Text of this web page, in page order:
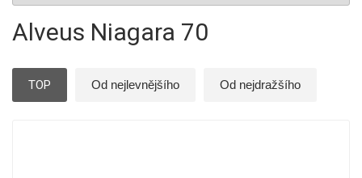
Alveus Niagara 70
TOP Od nejlevnějšího Od nejdražšího